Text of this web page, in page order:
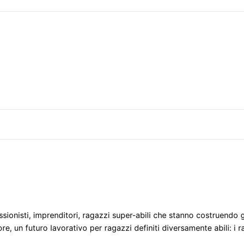
imprenditori, ragazzi super-abili che stanno
un futuro lavorativo per ragazzi definiti diversamente abili: i